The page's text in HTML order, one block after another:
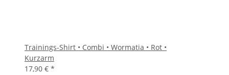
Trainings-Shirt • Combi • Wormatia • Rot •
Kurzarm
17,90 € *